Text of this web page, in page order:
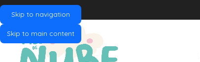
Skip to navigation
Skip to main content